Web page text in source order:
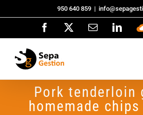
al
950 640 859 |
Facebook
Correo
Pork tenderloin
homemade